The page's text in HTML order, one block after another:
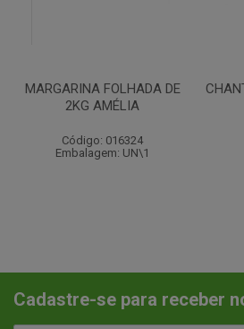
MARGARINA FOLHADA DE
2KG AMÉLIA
Código: 016324
Embalagem: UN\1
Cadastre-se para receber